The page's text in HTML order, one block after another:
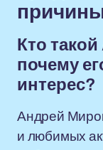
Кто
почему
интерес?
Андрей
и любимых